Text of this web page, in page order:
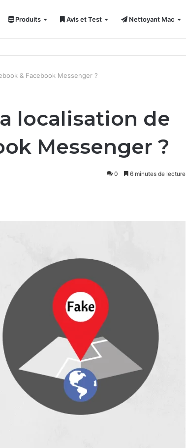
Produits Avis et Test Nettoyant Mac
!
& Facebook Messenger ?
localisation de
Messenger ?
0 6 minutes de lecture